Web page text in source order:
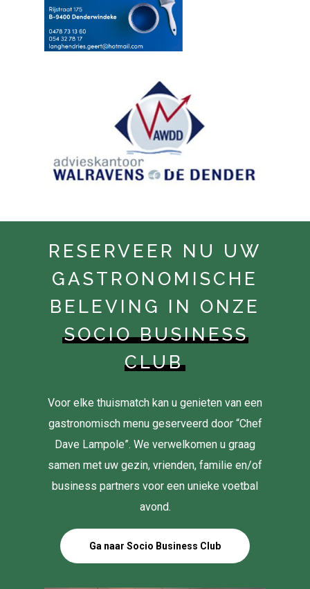
RESERVEER NU UW
GASTRONOMISCHE
BELEVING IN ONZE
SOCIO BUSINESS
CLUB
Voor elke thuismatch kan u genieten van een
gastronomisch menu geserveerd door “Chef
Dave Lampole”. We verwelkomen u graag
samen met uw gezin, vrienden, familie en/of
business partners voor een unieke voetbal
avond.
Ga naar Socio Business Club